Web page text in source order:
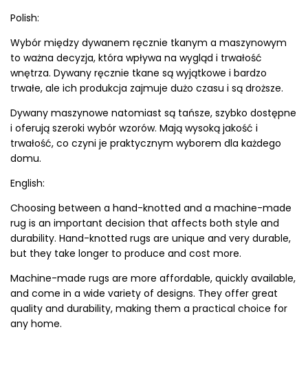
s
e
d
o
n
-
0
2
1
5
Polish:
Wybór między dywanem ręcznie tkanym a maszynowym
to ważna decyzja, która wpływa na wygląd i trwałość
wnętrza. Dywany ręcznie tkane są wyjątkowe i bardzo
trwałe, ale ich produkcja zajmuje dużo czasu i są droższe.
Dywany maszynowe natomiast są tańsze, szybko dostępne
i oferują szeroki wybór wzorów. Mają wysoką jakość i
trwałość, co czyni je praktycznym wyborem dla każdego
domu.
English:
Choosing between a hand-knotted and a machine-made
rug is an important decision that affects both style and
durability. Hand-knotted rugs are unique and very durable,
but they take longer to produce and cost more.
Machine-made rugs are more affordable, quickly available,
and come in a wide variety of designs. They offer great
quality and durability, making them a practical choice for
any home.